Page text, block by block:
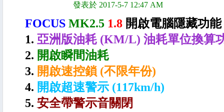
發表於 2017-5-7 12:47 AM
FOCUS MK2.5 1.8 開啟電腦隱藏功
1. 亞洲版油耗 (KM/L) 油耗單位換算
2. 開啟瞬間油耗
3. 開啟速控鎖 (不限年份)
4. 開啟超速警示 (117km/h)
5. 安全帶警示音關閉